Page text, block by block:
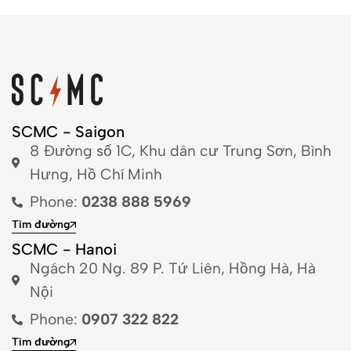
SCMC - Saigon
8 Đường số 1C, Khu dân cư Trung Sơn, Bình
Hưng, Hồ Chí Minh
Phone: 0238 888 5969
Tìm đường
SCMC - Hanoi
Ngách 20 Ng. 89 P. Tứ Liên, Hồng Hà, Hà
Nội
Phone: 0907 322 822
Tìm đường